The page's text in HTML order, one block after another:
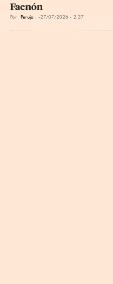
Faenón
Por Perujo . 27/07/2026 - 2:37